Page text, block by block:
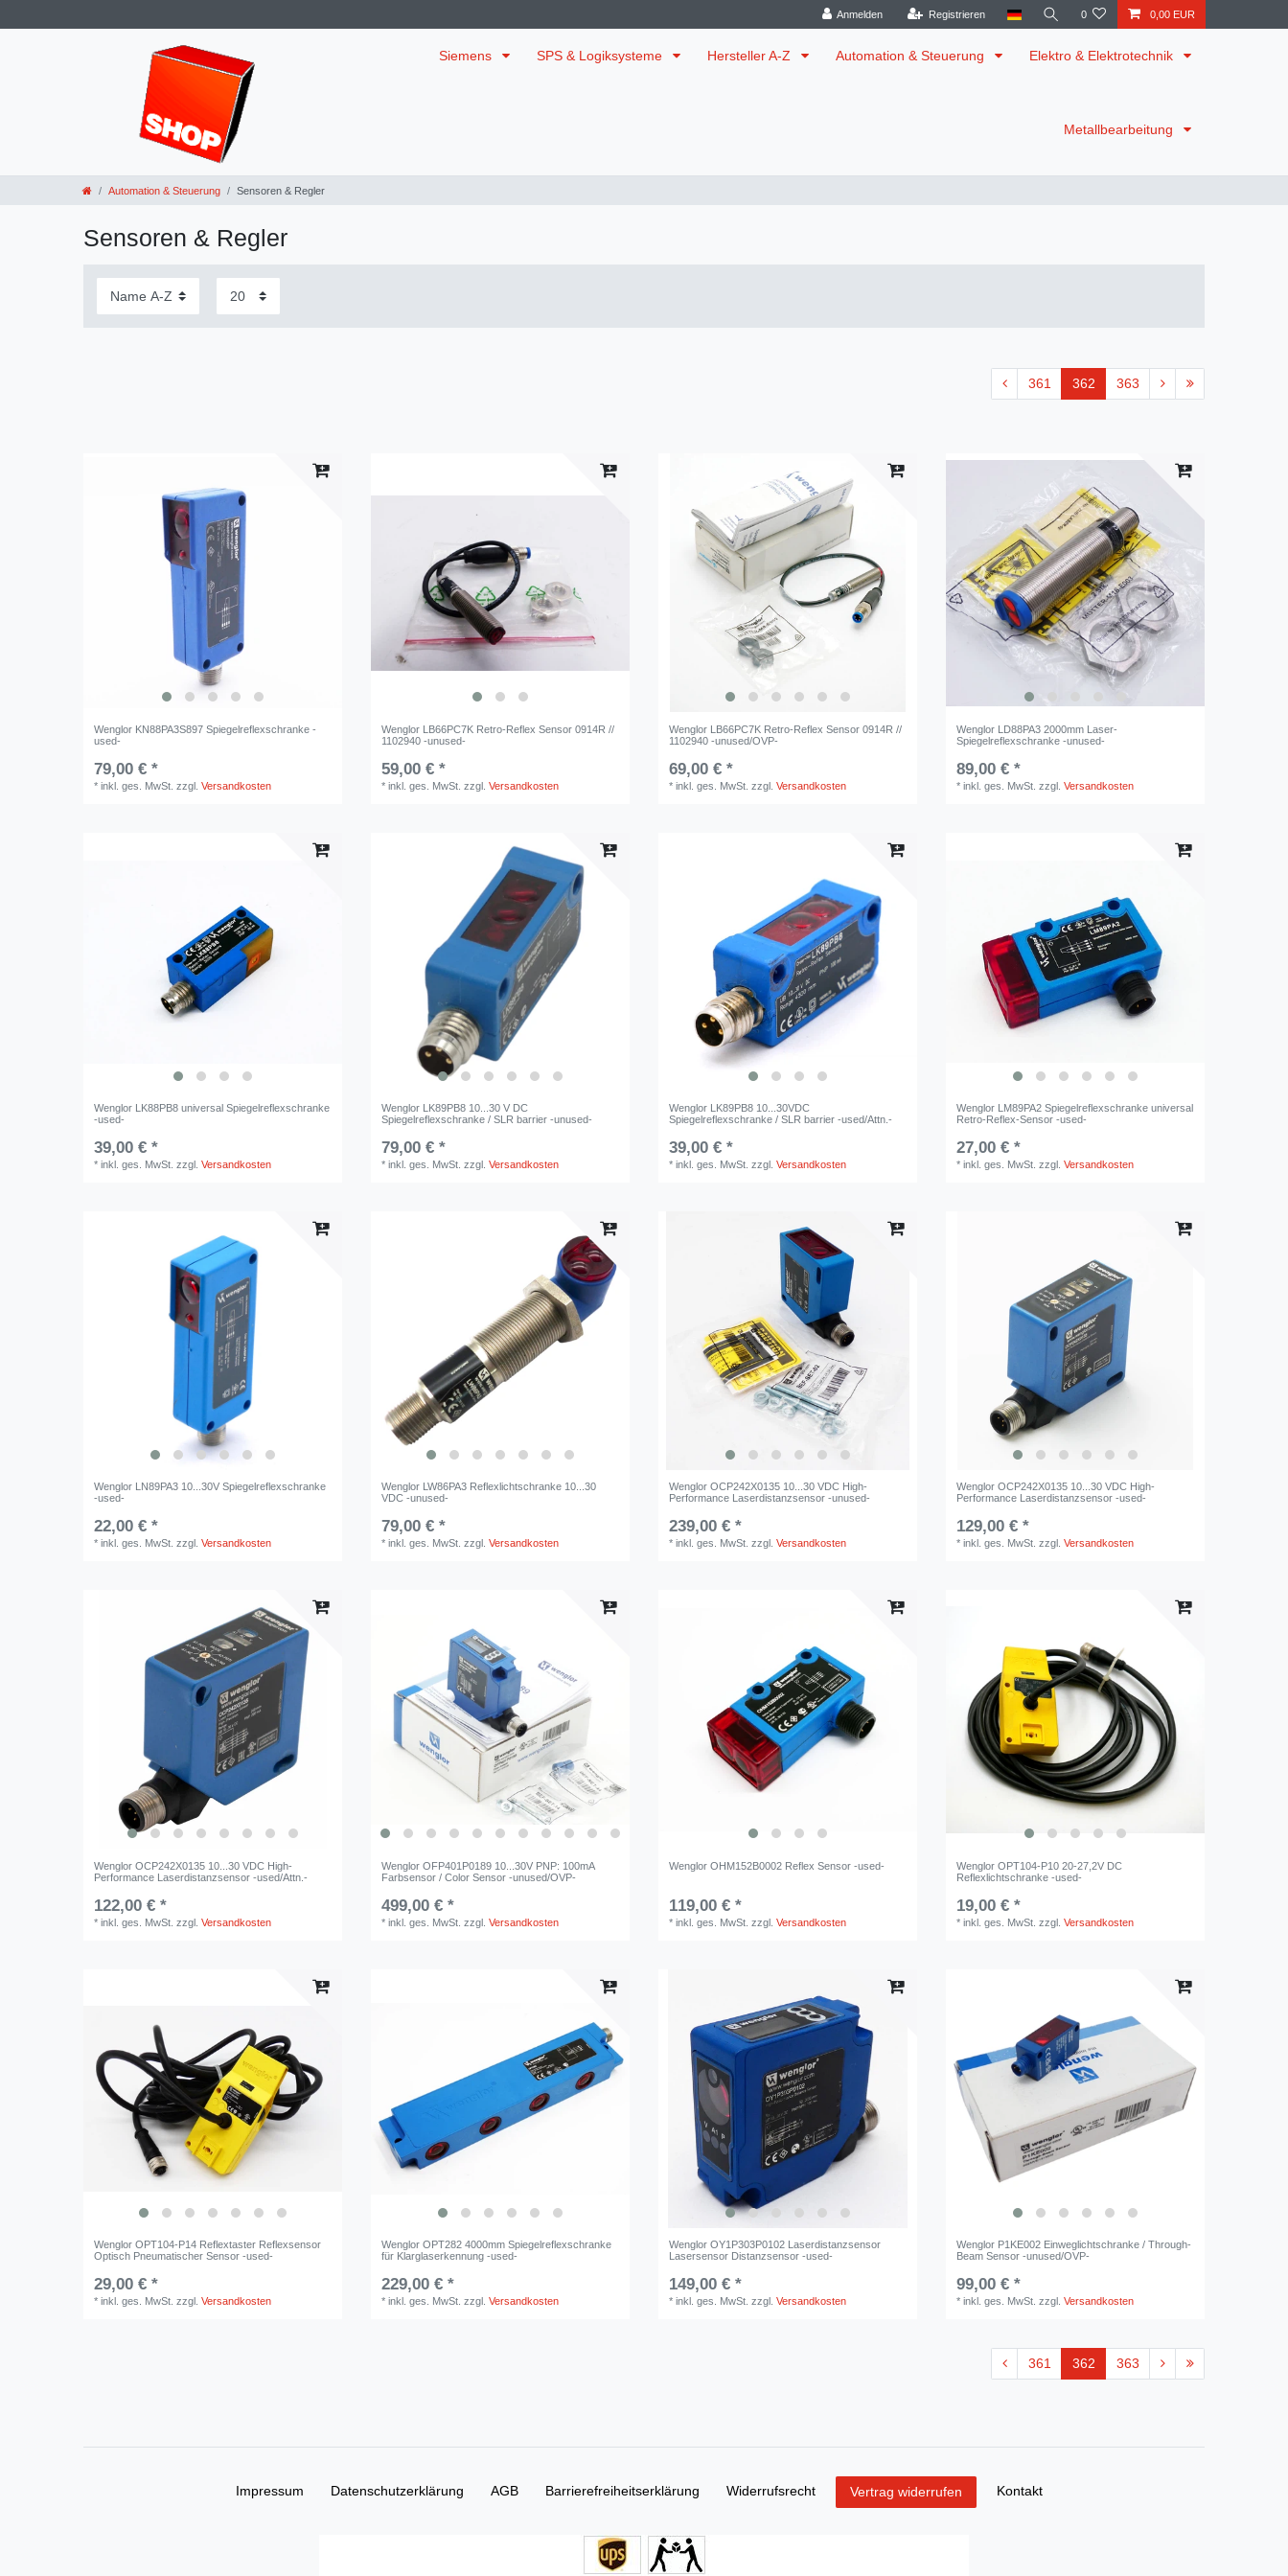
Anmelden Registrieren 0 0,00 EUR
Siemens SPS & Logiksysteme Hersteller A-Z Automation & Steuerung Elektro & Elektrotechnik
Metallbearbeitung
Automation & Steuerung Sensoren & Regler
Sensoren & Regler
361 362 363
Wenglor KN88PA3S897 Spiegelreflexschranke -
used-
79,00 € *
*inkl. ges. MwSt. zzgl.Versandkosten
Wenglor LB66PC7K Retro-Reflex Sensor 0914R //
1102940 -unused-
59,00 € *
*inkl. ges. MwSt. zzgl.Versandkosten
Wenglor LB66PC7K Retro-Reflex Sensor 0914R //
1102940 -unused/OVP-
69,00 € *
*inkl. ges. MwSt. zzgl.Versandkosten
Wenglor LD88PA3 2000mm Laser-
Spiegelreflexschranke -unused-
89,00 € *
*inkl. ges. MwSt. zzgl.Versandkosten
Wenglor LK88PB8 universal Spiegelreflexschranke
-used-
39,00 € *
*inkl. ges. MwSt. zzgl.Versandkosten
Wenglor LK89PB8 10...30 V DC
Spiegelreflexschranke / SLR barrier -unused-
79,00 € *
*inkl. ges. MwSt. zzgl.Versandkosten
Wenglor LK89PB8 10...30VDC
Spiegelreflexschranke / SLR barrier -used/Attn.-
39,00 € *
*inkl. ges. MwSt. zzgl.Versandkosten
Wenglor LM89PA2 Spiegelreflexschranke universal
Retro-Reflex-Sensor -used-
27,00 € *
*inkl. ges. MwSt. zzgl.Versandkosten
Wenglor LN89PA3 10...30V Spiegelreflexschranke
-used-
22,00 € *
*inkl. ges. MwSt. zzgl.Versandkosten
Wenglor LW86PA3 Reflexlichtschranke 10...30
VDC -unused-
79,00 € *
*inkl. ges. MwSt. zzgl.Versandkosten
Wenglor OCP242X0135 10...30 VDC High-
Performance Laserdistanzsensor -unused-
239,00 € *
*inkl. ges. MwSt. zzgl.Versandkosten
Wenglor OCP242X0135 10...30 VDC High-
Performance Laserdistanzsensor -used-
129,00 € *
*inkl. ges. MwSt. zzgl.Versandkosten
Wenglor OCP242X0135 10...30 VDC High-
Performance Laserdistanzsensor -used/Attn.-
122,00 € *
*inkl. ges. MwSt. zzgl.Versandkosten
Wenglor OFP401P0189 10...30V PNP: 100mA
Farbsensor / Color Sensor -unused/OVP-
499,00 € *
*inkl. ges. MwSt. zzgl.Versandkosten
Wenglor OHM152B0002 Reflex Sensor -used-
119,00 € *
*inkl. ges. MwSt. zzgl.Versandkosten
Wenglor OPT104-P10 20-27,2V DC
Reflexlichtschranke -used-
19,00 € *
*inkl. ges. MwSt. zzgl.Versandkosten
Wenglor OPT104-P14 Reflextaster Reflexsensor
Optisch Pneumatischer Sensor -used-
29,00 € *
*inkl. ges. MwSt. zzgl.Versandkosten
Wenglor OPT282 4000mm Spiegelreflexschranke
für Klarglaserkennung -used-
229,00 € *
*inkl. ges. MwSt. zzgl.Versandkosten
Wenglor OY1P303P0102 Laserdistanzsensor
Lasersensor Distanzsensor -used-
149,00 € *
*inkl. ges. MwSt. zzgl.Versandkosten
Wenglor P1KE002 Einweglichtschranke / Through-
Beam Sensor -unused/OVP-
99,00 € *
*inkl. ges. MwSt. zzgl.Versandkosten
361 362 363
Impressum Daten­schutz­erklärung AGB Barrierefreiheitserklärung Widerrufs­recht Vertrag widerrufen Kontakt